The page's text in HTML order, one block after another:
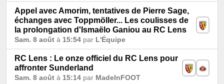
Appel avec Amorim, tentatives de Pierre Sage,
échanges avec Toppmöller... Les coulisses de
la prolongation d'Ismaëlo Ganiou au RC Lens
Sam. 8 août à 15:54 par L'Équipe
RC Lens : Le onze officiel du RC Lens pour
affronter Sunderland
Sam. 8 août à 15:14 par MadeInFOOT